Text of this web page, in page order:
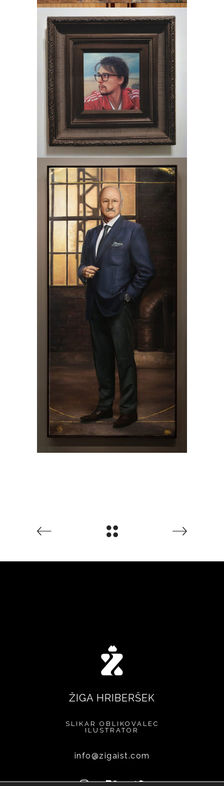
Avtoportret
Slikarstvo
Mr. Steiner
Slikarstvo
ŽIGA HRIBERŠEK
SLIKAR
OBLIKOVALEC
ILUSTRATOR
info@zigaist.com